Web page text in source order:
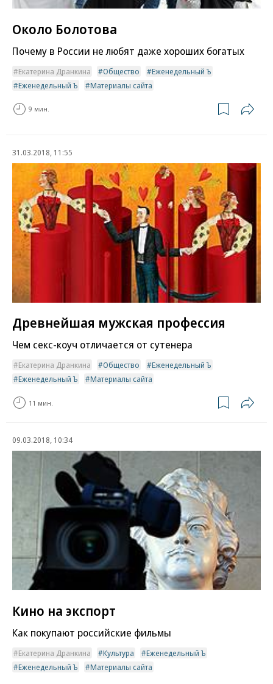
Около Болотова
Почему в России не любят даже хороших богатых
Екатерина Дранкина Общество
Еженедельный Ъ
Еженедельный Ъ
Материалы сайта
9 мин.
31.03.2018, 11:55
Древнейшая мужская профессия
Чем секс-коуч отличается от сутенера
Екатерина Дранкина Общество
Еженедельный Ъ
Еженедельный Ъ
Материалы сайта
11 мин.
09.03.2018, 10:34
Кино на экспорт
Как покупают российские фильмы
Екатерина Дранкина Культура
Еженедельный Ъ
Еженедельный Ъ
Материалы сайта